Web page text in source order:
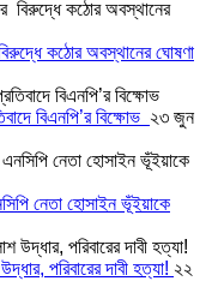
কঠোর অবস্থানের ঘোষণা
বিএনপি’র বিক্ষোভ ২৩ জুন
নেতা হোসাইন ভূঁইয়াকে
পরিবারের দাবী হত্যা! ২২